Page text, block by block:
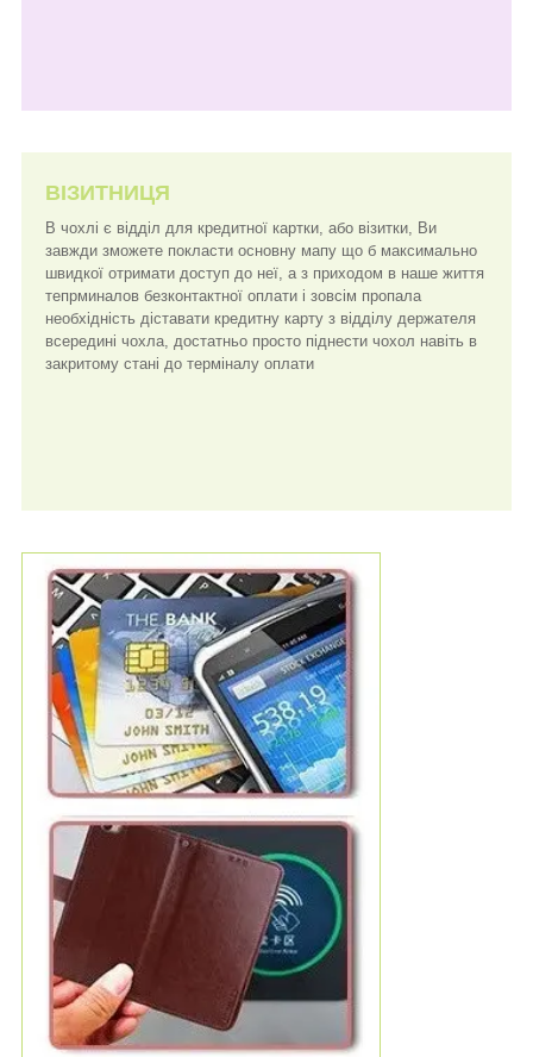
ВІЗИТНИЦЯ
В чохлі є відділ для кредитної картки, або візитки, Ви
завжди зможете покласти основну мапу що б максимально
швидкої отримати доступ до неї, а з приходом в наше життя
тепрминалов безконтактної оплати і зовсім пропала
необхідність діставати кредитну карту з відділу держателя
всередині чохла, достатньо просто піднести чохол навіть в
закритому стані до терміналу оплати